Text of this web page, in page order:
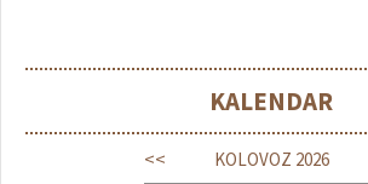
KALENDAR
<< KOLOVOZ 2026